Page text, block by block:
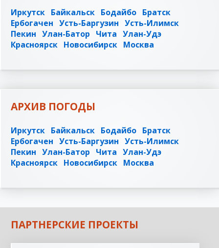
Иркутск Байкальск Бодайбо Братск
Ербогачен Усть-Баргузин Усть-Илимск
Пекин Улан-Батор Чита Улан-Удэ
Красноярск Новосибирск Москва
АРХИВ ПОГОДЫ
Иркутск Байкальск Бодайбо Братск
Ербогачен Усть-Баргузин Усть-Илимск
Пекин Улан-Батор Чита Улан-Удэ
Красноярск Новосибирск Москва
ПАРТНЕРСКИЕ ПРОЕКТЫ